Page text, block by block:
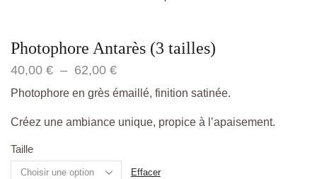
Photophore Antarès (3 tailles)
40,00 € – 62,00 €
Photophore en grès émaillé, finition satinée.
Créez une ambiance unique, propice à l’apaisement.
Taille
Effacer